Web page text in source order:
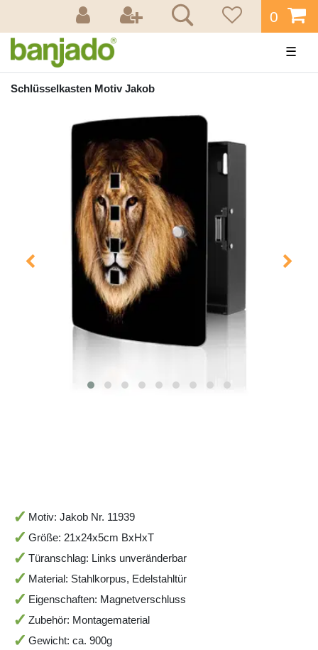
0
☰
Schlüsselkasten Motiv Jakob
Motiv: Jakob Nr. 11939
Größe: 21x24x5cm BxHxT
Türanschlag: Links unveränderbar
Material: Stahlkorpus, Edelstahltür
Eigenschaften: Magnetverschluss
Zubehör: Montagematerial
Gewicht: ca. 900g